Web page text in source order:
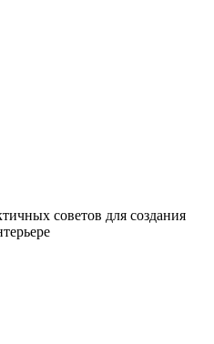
советов для создания